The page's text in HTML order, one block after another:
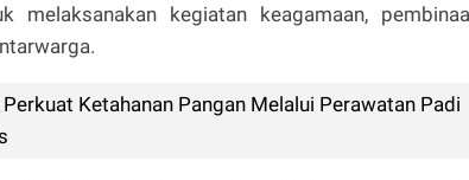
kegiatan keagamaan,
Ketahanan Pangan Melalui Perawatan Padi